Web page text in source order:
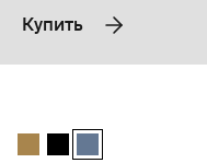
Купить
Thule Aion travel
Thule Aion travel
Thule Aion travel